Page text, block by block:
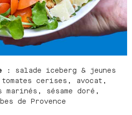
: salade iceberg & jeunes
cerises, avocat,
marinés, sésame doré,
de Provence